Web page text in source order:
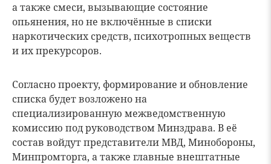
а также смеси, вызывающие состояние
опьянения, но не включённые в списки
наркотических средств, психотропных веществ
и их прекурсоров.
Согласно проекту, формирование и обновление
списка будет возложено на
специализированную межведомственную
комиссию под руководством Минздрава. В её
состав войдут представители МВД, Минобороны,
Минпромторга, а также главные внештатные